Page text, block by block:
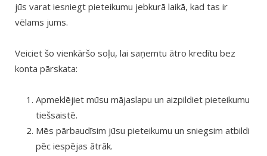
jūs varat iesniegt pieteikumu jebkurā laikā, kad tas ir
vēlams jums.
Veiciet šo vienkāršo soļu, lai saņemtu ātro kredītu bez
konta pārskata:
Apmeklējiet mūsu mājaslapu un aizpildiet pieteikumu
tiešsaistē.
Mēs pārbaudīsim jūsu pieteikumu un sniegsim atbildi
pēc iespējas ātrāk.